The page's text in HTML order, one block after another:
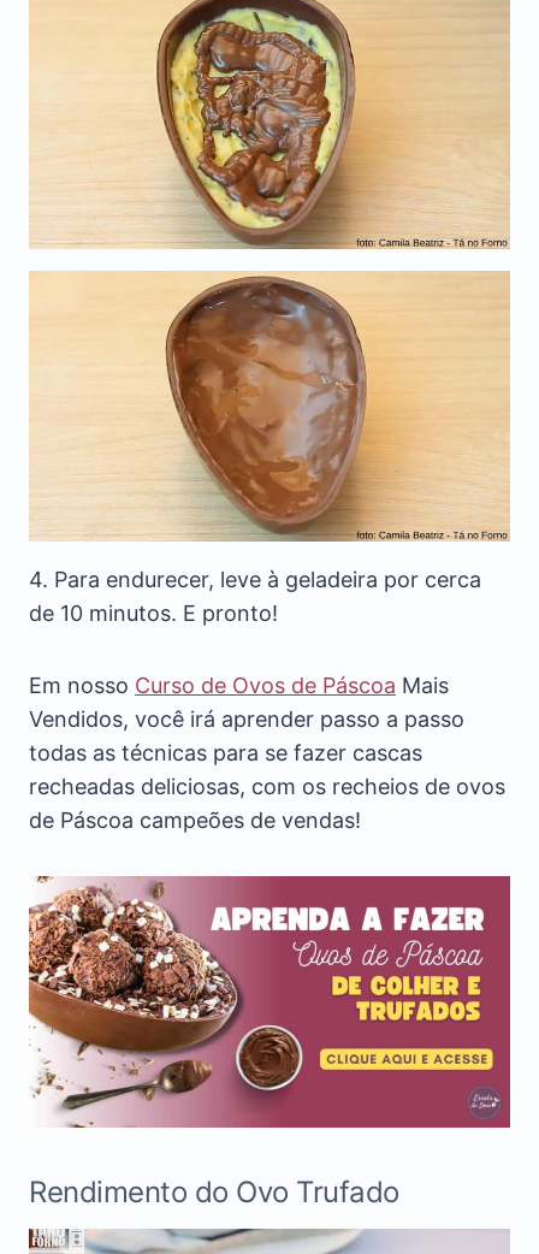
4. Para endurecer, leve à geladeira por cerca
de 10 minutos. E pronto!
Em nosso Curso de Ovos de Páscoa Mais
Vendidos, você irá aprender passo a passo
todas as técnicas para se fazer cascas
recheadas deliciosas, com os recheios de ovos
de Páscoa campeões de vendas!
Rendimento do Ovo Trufado